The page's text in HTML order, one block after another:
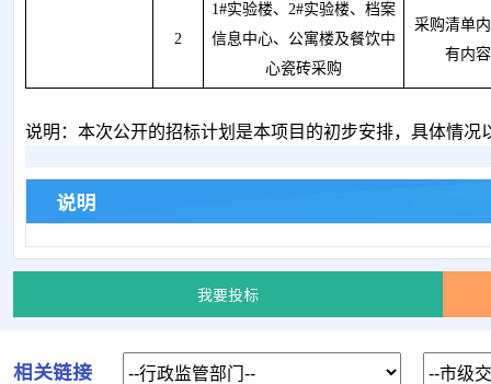
2
1#实验楼、2#实验楼、档案
信息中心、公寓楼及餐饮中
心瓷砖采购
采购清单
有内容
说明：本次公开的招标计划是本项目的初步安排，具体情
说明
我要投标
相关链接